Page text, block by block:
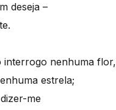
deseja –
interrogo nenhuma flor,
estrela;
me